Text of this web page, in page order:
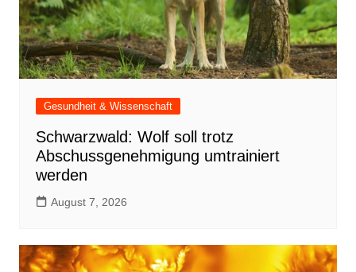
Gesundheit & Wissenschaft
Schwarzwald: Wolf soll trotz
Abschussgenehmigung umtrainiert
werden
August 7, 2026